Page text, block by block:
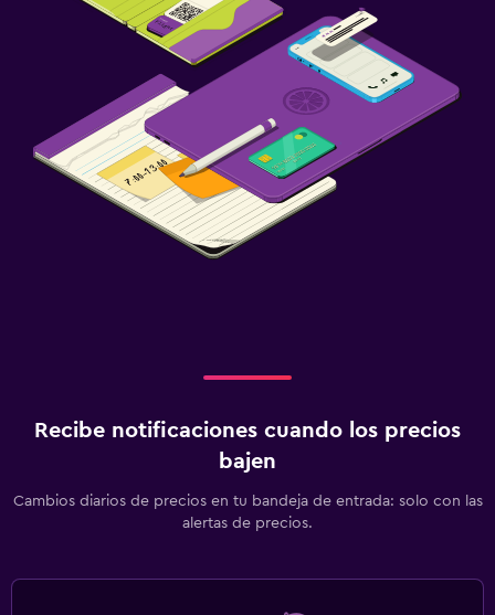
Recibe notificaciones cuando los precios
bajen
Cambios diarios de precios en tu bandeja de entrada: solo con las
alertas de precios.